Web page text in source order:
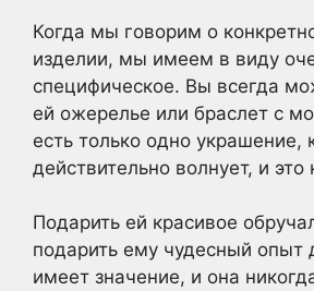
Когда мы говорим о
изделии, мы имеем в виду
специфическое. Вы всегда
ей ожерелье или браслет с
есть только одно украшение,
действительно волнует, и это
Подарить ей красивое
подарить ему чудесный опыт
имеет значение, и она